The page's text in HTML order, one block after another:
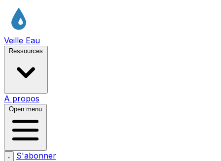
Veille Eau
Ressources
A propos
Open menu
S'abonner